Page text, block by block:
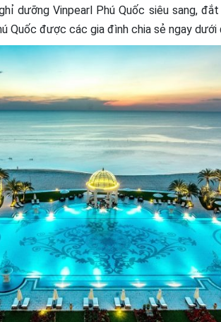
dưỡng Vinpearl Phú Quốc siêu sang,
Quốc được các gia đình chia sẻ ngay dưới